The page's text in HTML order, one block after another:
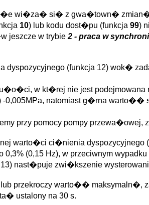
wi�za� si� z gwa�town� zmian�
10) lub kodu dost�pu (funkcja 99)
jeszcze w trybie 2 - praca w
dyspozycyjnego (funkcja 12) wok�
w kt�rej nie jest
natomiast g�rna
przy pomocy pompy
warto�ci ci�nienia
(0,15 Hz), w przeciwnym
nast�puje zwi�kszenie
przekroczy warto�� maksymaln�,
ustalony na 30 s.